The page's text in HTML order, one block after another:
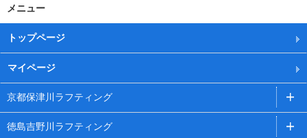
メニュー
トップページ
マイページ
京都保津川ラフティング
徳島吉野川ラフティング